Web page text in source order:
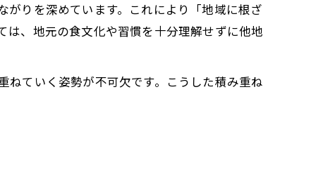
りを深めています。これにより「地域に根ざ
は、地元の食文化や習慣を十分理解せずに他地
ていく姿勢が不可欠です。こうした積み重ね